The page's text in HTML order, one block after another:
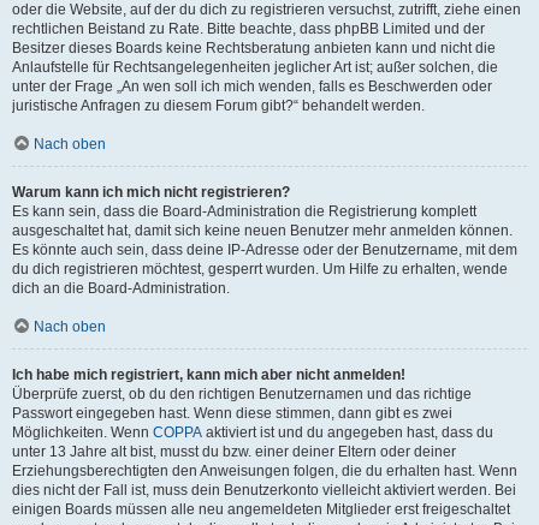
oder die Website, auf der du dich zu registrieren versuchst, zutrifft, ziehe einen
rechtlichen Beistand zu Rate. Bitte beachte, dass phpBB Limited und der
Besitzer dieses Boards keine Rechtsberatung anbieten kann und nicht die
Anlaufstelle für Rechtsangelegenheiten jeglicher Art ist; außer solchen, die
unter der Frage „An wen soll ich mich wenden, falls es Beschwerden oder
juristische Anfragen zu diesem Forum gibt?“ behandelt werden.
Nach oben
Warum kann ich mich nicht registrieren?
Es kann sein, dass die Board-Administration die Registrierung komplett
ausgeschaltet hat, damit sich keine neuen Benutzer mehr anmelden können.
Es könnte auch sein, dass deine IP-Adresse oder der Benutzername, mit dem
du dich registrieren möchtest, gesperrt wurden. Um Hilfe zu erhalten, wende
dich an die Board-Administration.
Nach oben
Ich habe mich registriert, kann mich aber nicht anmelden!
Überprüfe zuerst, ob du den richtigen Benutzernamen und das richtige
Passwort eingegeben hast. Wenn diese stimmen, dann gibt es zwei
Möglichkeiten. Wenn COPPA aktiviert ist und du angegeben hast, dass du
unter 13 Jahre alt bist, musst du bzw. einer deiner Eltern oder deiner
Erziehungsberechtigten den Anweisungen folgen, die du erhalten hast. Wenn
dies nicht der Fall ist, muss dein Benutzerkonto vielleicht aktiviert werden. Bei
einigen Boards müssen alle neu angemeldeten Mitglieder erst freigeschaltet